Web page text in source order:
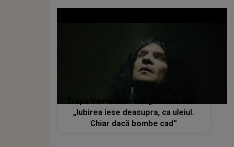
Trupa Vama lansează „Bombe cad”:
„Iubirea iese deasupra, ca uleiul.
Chiar dacă bombe cad”